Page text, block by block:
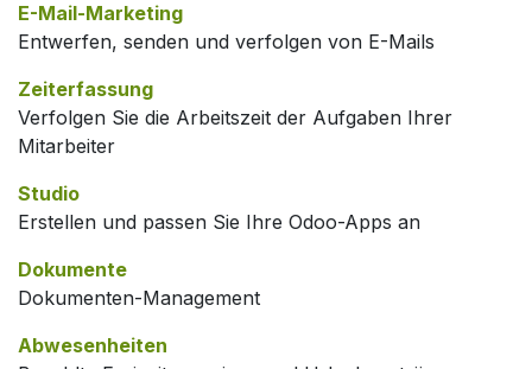
E-Mail-Marketing
Entwerfen, senden und verfolgen von E-Mails
Zeiterfassung
Verfolgen Sie die Arbeitszeit der Aufgaben Ihrer
Mitarbeiter
Studio
Erstellen und passen Sie Ihre Odoo-Apps an
Dokumente
Dokumenten-Management
Abwesenheiten